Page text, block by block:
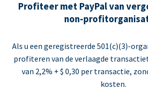
Profiteer met PayPal van
non-
Als u een geregistreerde 501(c)(3)-
profiteren van de verlaagde
van 2,2% + $ 0,30 per transactie,
kosten.